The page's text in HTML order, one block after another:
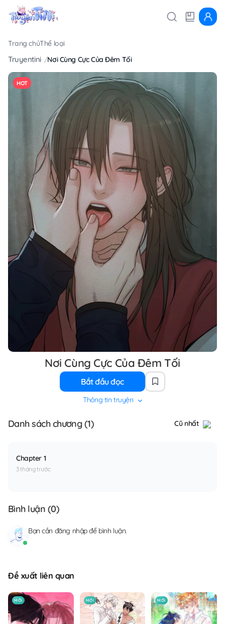
Trang chủThể loại
Truyentini Nơi Cùng Cực Của Đêm Tối
HOT
Nơi Cùng Cực Của Đêm Tối
Bắt đầu đọc
Thông tin truyện
Danh sách chương (1) Cũ nhất
Chapter 1
3 tháng trước
Bình luận (0)
Bạn cần đăng nhậpđể bình luận.
Đề xuất liên quan
MỚI MỚI MỚI